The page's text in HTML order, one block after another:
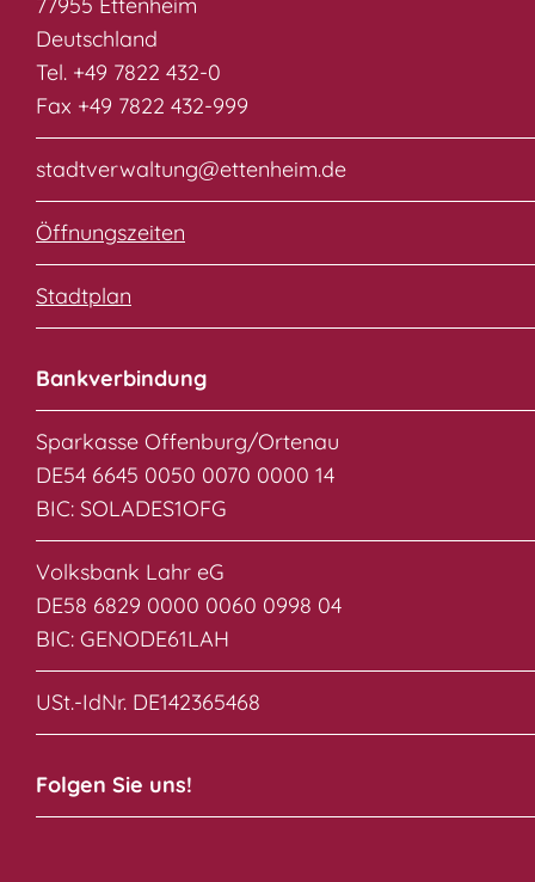
77955 Ettenheim
Deutschland
Tel. +49 7822 432-0
Fax +49 7822 432-999
stadtverwaltung@ettenheim.de
Öffnungszeiten
Stadtplan
Bankverbindung
Sparkasse Offenburg/Ortenau
DE54 6645 0050 0070 0000 14
BIC: SOLADES1OFG
Volksbank Lahr eG
DE58 6829 0000 0060 0998 04
BIC: GENODE61LAH
USt.-IdNr. DE142365468
Folgen Sie uns!